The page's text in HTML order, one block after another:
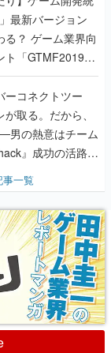
最新バージョン
る？ ゲーム業界向
ト「GTMF2019」
めよう【PR】
ーコネクトツー
取る。だから、
男の熱意はチーム
』成功の活路を
洋に流れる血は
た【若ゲのいた
事一覧